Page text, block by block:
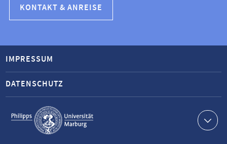
KONTAKT & ANREISE
Service-
Navigation
IMPRESSUM
DATENSCHUTZ